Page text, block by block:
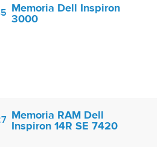
Memoria Dell Inspiron
3000
Memoria RAM Dell
Inspiron 14R SE 7420